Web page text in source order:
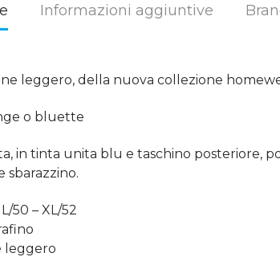
Informazioni aggiuntive
leggero, della nuova collezione
o bluette
in tinta unita blu e taschino posteriore,
sbarazzino.
50 – XL/52
leggero